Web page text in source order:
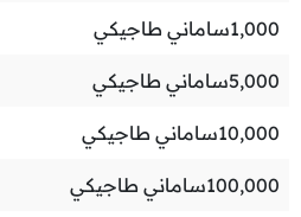
1,000ساماني طاجيكي
5,000ساماني طاجيكي
10,000ساماني طاجيكي
100,000ساماني طاجيكي